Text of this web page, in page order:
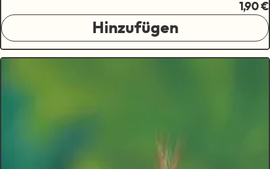
1,90 €
Hinzufügen